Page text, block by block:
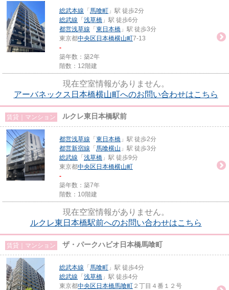
総武本線 「 馬喰町 」駅 徒歩2分
総武線 「 浅草橋 」駅 徒歩6分
都営浅草線 「 東日本橋 」駅 徒歩3分
東京都中央区 日本橋横山町7-13
-
築年数：築2年
階数：12階建
現在空室情報がありません。
アーバネックス日本橋横山町へのお問い合わせはこちら
賃貸｜マンション ルクレ東日本橋駅前
都営浅草線 「 東日本橋 」駅 徒歩2分
都営新宿線 「 馬喰横山 」駅 徒歩3分
総武線 「 浅草橋 」駅 徒歩9分
東京都中央区 日本橋横山町
-
築年数：築7年
階数：10階建
現在空室情報がありません。
ルクレ東日本橋駅前へのお問い合わせはこちら
賃貸｜マンション ザ・パークハビオ日本橋馬喰町
総武本線 「 馬喰町 」駅 徒歩4分
総武線 「 浅草橋 」駅 徒歩4分
東京都中央区 日本橋馬喰町 ２丁目４番１２号